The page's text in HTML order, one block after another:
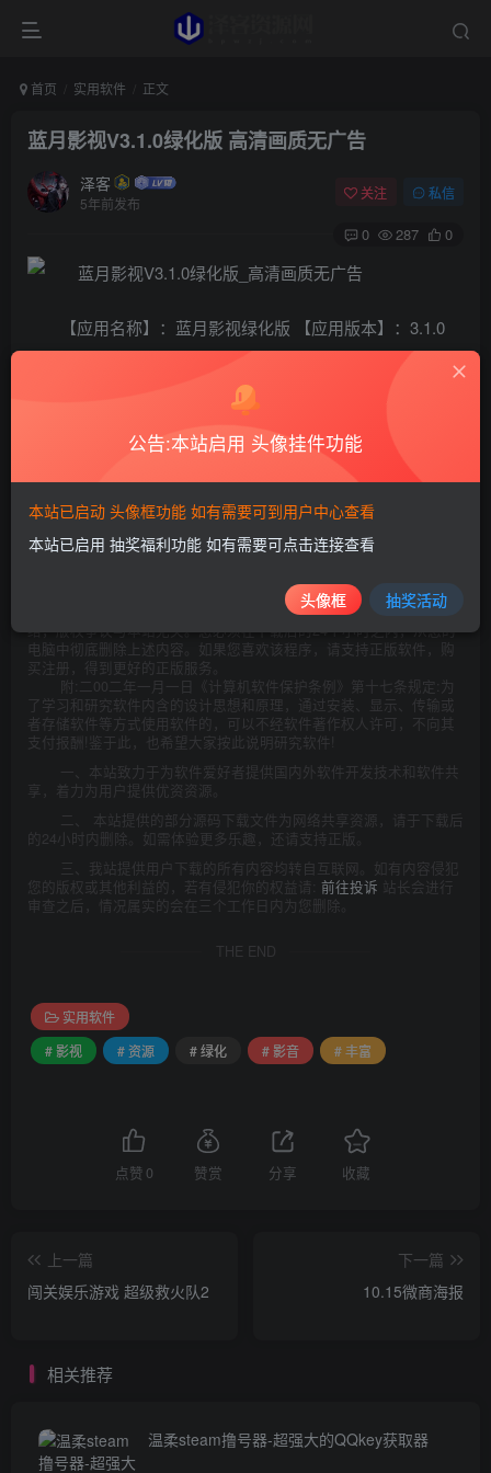
首页 实用软件 正文
蓝月影视V3.1.0绿化版 高清画质无广告
泽客
5年前发布
关注 私信
0 287 0
【应用名称】：蓝月影视绿化版 【应用版本】：3.1.0
【应用大小】：27.07MB 【软件介绍】：一款非常好用的影
视软件，给大家分享的版本已经完美去除广告，软件画质几
此处内容已隐藏，请评论后刷新页面查看.
本站所发布的一切资源仅限用于学习和研究目的;不得将上述内容用于
商业或者非法用途，否则，一切后果请用户自负。本站信息来自网
络，版权争议与本站无关。您必须在下载后的24个小时之内，从您的
电脑中彻底删除上述内容。如果您喜欢该程序，请支持正版软件，购
买注册，得到更好的正版服务。
附:二00二年一月一日《计算机软件保护条例》第十七条规定:为
了学习和研究软件内含的设计思想和原理，通过安装、显示、传输或
者存储软件等方式使用软件的，可以不经软件著作权人许可，不向其
支付报酬!鉴于此，也希望大家按此说明研究软件!
一、本站致力于为软件爱好者提供国内外软件开发技术和软件共
享，着力为用户提供优资资源。
二、 本站提供的部分源码下载文件为网络共享资源，请于下载后
的24小时内删除。如需体验更多乐趣，还请支持正版。
三、我站提供用户下载的所有内容均转自互联网。如有内容侵犯
您的版权或其他利益的，若有侵犯你的权益请: 前往投诉 站长会进行
审查之后，情况属实的会在三个工作日内为您删除。
THE END
实用软件
# 影视
# 资源 # 绿化 # 影音 # 丰富
点赞 0 赞赏 分享 收藏
上一篇
闯关娱乐游戏 超级救火队2
下一篇
10.15微商海报
相关推荐
温柔steam撸号器-超强大的QQkey获取器
公告:本站启用 头像挂件功能
本站已启动 头像框功能 如有需要可到用户中心查看
本站已启用 抽奖福利功能 如有需要可点击连接查看
头像框 抽奖活动